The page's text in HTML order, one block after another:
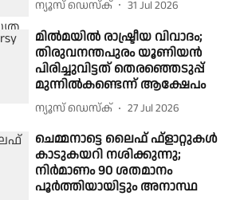
ന്യൂസ് ഡെസ്ക് 31 Jul 2026
മിൽമയിൽ രാഷ്ട്രീയ വിവാദം;
തിരുവനന്തപുരം യൂണിയൻ
പിരിച്ചുവിട്ടത് തെരഞ്ഞെടുപ്പ്
മുന്നിൽകണ്ടെന്ന് ആക്ഷേപം
ന്യൂസ് ഡെസ്ക് 27 Jul 2026
ചെമ്മനാട്ടെ ലൈഫ് ഫ്‌ളാറ്റുകള്‍
കാടുകയറി നശിക്കുന്നു;
നിര്‍മാണം 90 ശതമാനം
പൂര്‍ത്തിയായിട്ടും അനാസ്ഥ